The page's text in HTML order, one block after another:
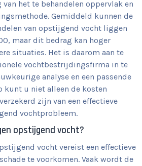
het te behandelen oppervlak en
Gemiddeld kunnen de
van opstijgend vocht liggen
maar dit bedrag kan hoger
situaties. Het is daarom aan te
vochtbestrijdingsfirma in te
analyse en een passende
kunt u niet alleen de kosten
zijn van een effectieve
vochtprobleem.
opstijgend vocht?
vocht vereist een effectieve
te voorkomen. Vaak wordt de